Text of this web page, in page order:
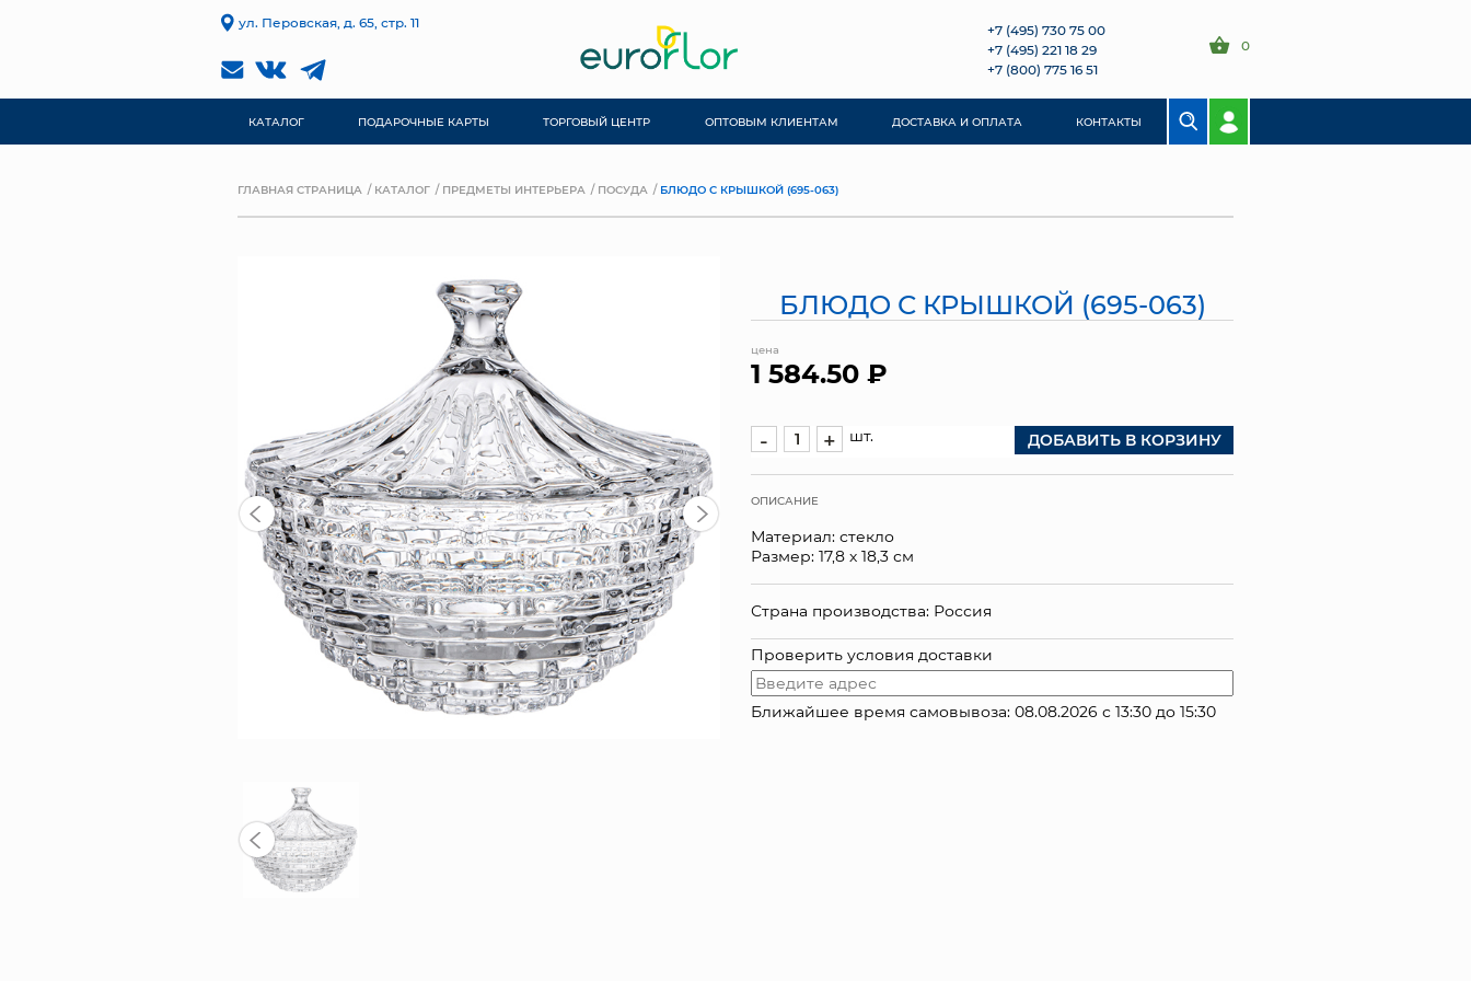
ул. Перовская, д. 65, стр. 11
+7 (495) 730 75 00
+7 (495) 221 18 29
+7 (800) 775 16 51
0
КАТАЛОГ ПОДАРОЧНЫЕ КАРТЫ ТОРГОВЫЙ ЦЕНТР ОПТОВЫМ КЛИЕНТАМ ДОСТАВКА И ОПЛАТА КОНТАКТЫ
ГЛАВНАЯ СТРАНИЦА КАТАЛОГ ПРЕДМЕТЫ ИНТЕРЬЕРА ПОСУДА БЛЮДО С КРЫШКОЙ (695-063)
БЛЮДО С КРЫШКОЙ (695-063)
цена
1 584.50 ₽
- + шт. ДОБАВИТЬ В КОРЗИНУ
ОПИСАНИЕ
Материал: стекло
Размер: 17,8 х 18,3 см
Страна производства: Россия
Проверить условия доставки
Ближайшее время самовывоза: 08.08.2026 с 13:30 до 15:30